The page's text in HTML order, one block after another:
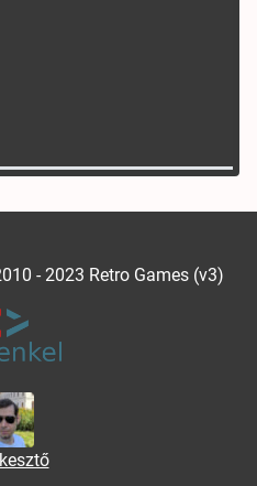
- 2023 Retro Games (v3)